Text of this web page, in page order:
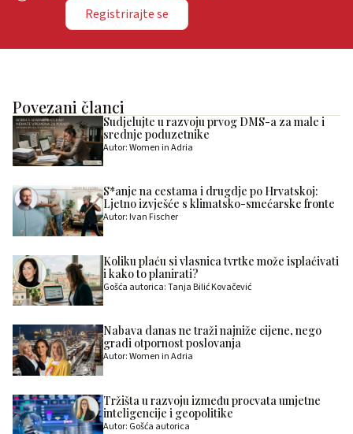
Registrirajte se
Povezani članci
Sudjelujte u razvoju prvog DMS-a za male i
srednje poduzetnike
Autor: Women in Adria
S*anje na cestama i drugdje po Hrvatskoj:
Ljetno izvješće s klimatsko-smećarske fronte
Autor: Ivan Fischer
Koliku plaću si vlasnica tvrtke može isplaćivati
i kako to planirati?
Gošća autorica: Tanja Bilić Kovačević
Nabava danas ne traži najniže cijene, nego
gradi otpornost poslovanja
Autor: Women in Adria
Tržišta u razvoju između procvata umjetne
inteligencije i geopolitike
Autor: Gošća autorica